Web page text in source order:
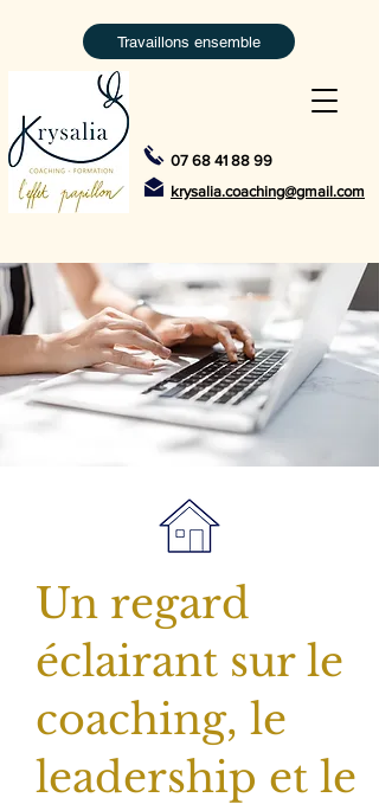
Travaillons ensemble
07 68 41 88 99
krysalia.coaching@gmail.com
Un regard
éclairant sur le
coaching, le
leadership et le